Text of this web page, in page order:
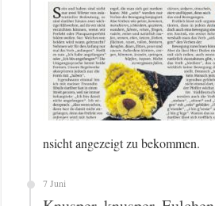
nsicht angezeigt zu bekommen.
7 Juni